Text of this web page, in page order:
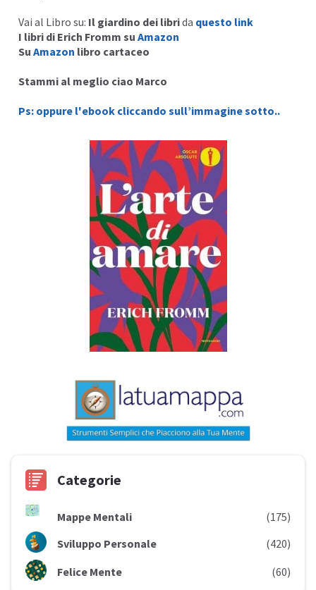
Vai al Libro su: Il giardino dei librida questo link
I libri di Erich Fromm su Amazon
Su Amazon libro cartaceo
Stammi al meglio ciao Marco
Ps: oppure l'ebook cliccando sull’immagine sotto..
Categorie
Mappe Mentali
(175)
Sviluppo Personale
(420)
Felice Mente
(60)